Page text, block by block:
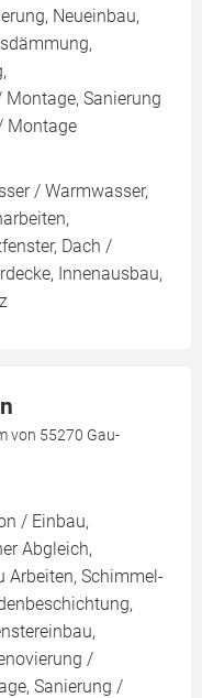
Neueinbau,
Sanierung
Montage
/ Warmwasser,
Dach /
Innenausbau,
von 55270 Gau-
/ Einbau,
Abgleich,
Arbeiten, Schimmel-
/
Sanierung /